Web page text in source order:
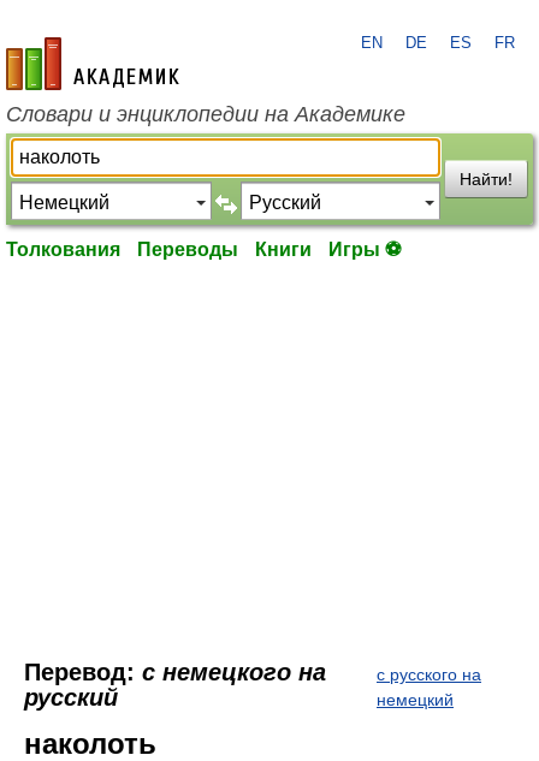
academic.ru
EN DE ES FR
Словари и энциклопедии на Академике
Найти!
Толкования Переводы Книги Игры ⚽
Перевод: с немецкого на
русский
с русского на
немецкий
наколоть